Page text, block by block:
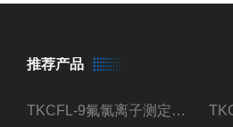
推荐产品
TKCFL-9氟氯离子测定仪自动煤质检测